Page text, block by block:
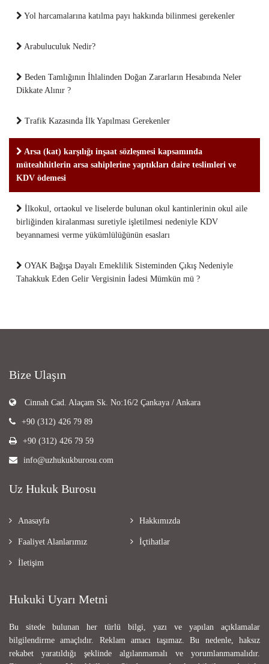
Yol harcamalarına katılma payı hakkında bilinmesi gerekenler
Arabuluculuk Nedir?
Beden Tamlığının İhlalinden Doğan Zararların Hesabında Neler
Dikkate Alınır ?
Trafik Kazasında İlk Yapılması Gerekenler
Arsa (kat) karşılığı inşaat sözleşmesi kapsamında
müteahhitlerin arsa sahiplerine yaptıkları daire teslimleri ve
KDV ödemesi
İlkokul, ortaokul ve liselerde bulunan okul kantinlerinin okul aile
birliğinden kiralanması suretiyle işletilmesi nedeniyle KDV
beyannamesi verme yükümlülüğünün esasları
OYAK Bağışa Dayalı Emeklilik Sisteminden Çıkış Nedeniyle
Tahakkuk Eden Gelir Vergisinin İadesi Mümkün mü ?
Bize Ulaşın
Cinnah Cad. Alaçam Sk. No:16/2 Çankaya / Ankara
+90 (312) 426 79 89
+90 (312) 426 79 59
info@uzhukukburosu.com
Uz Hukuk Burosu
Anasayfa Hakkımızda
Faaliyet Alanlarımız İçtihatlar
İletişim
Hukuki Uyarı Metni
Bu sitede bulunan her türlü bilgi, yazı ve yapılan açıklamalar
bilgilendirme amaçlıdır. Reklam amacı taşımaz. Bu nedenle, haksız
rekabet yaratıldığı şeklinde algılanmamalı ve yorumlanmamalıdır.